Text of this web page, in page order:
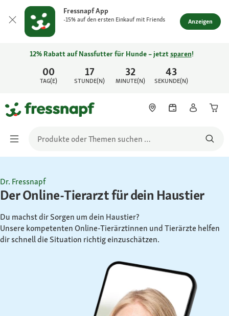
Fressnapf App
-15% auf den ersten Einkauf mit Friends Anzeigen
00
TAG(E)
17
STUNDE(N)
32
MINUTE(N)
43
SEKUNDE(N)
12% Rabatt auf Nassfutter für Hunde – jetztsparen!
Dr. Fressnapf
Der Online-Tierarzt für dein Haustier
Du machst dir Sorgen um dein Haustier?
Unsere kompetenten Online-Tierärztinnen und Tierärzte helfen
dir schnell die Situation richtig einzuschätzen.